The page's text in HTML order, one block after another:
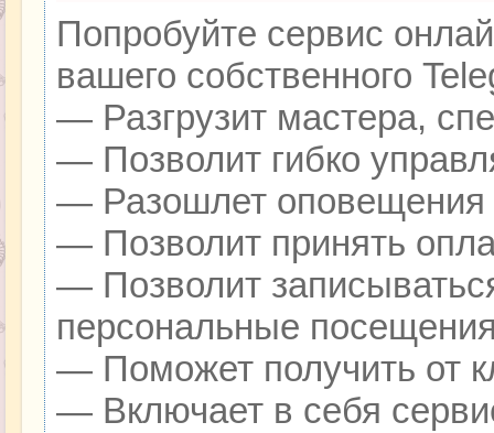
Попробуйте сервис
вашего собственного
— Разгрузит мастера,
— Позволит гибко
— Разошлет оповещения
— Позволит принять
— Позволит
персональные
— Поможет получить от
— Включает в себя